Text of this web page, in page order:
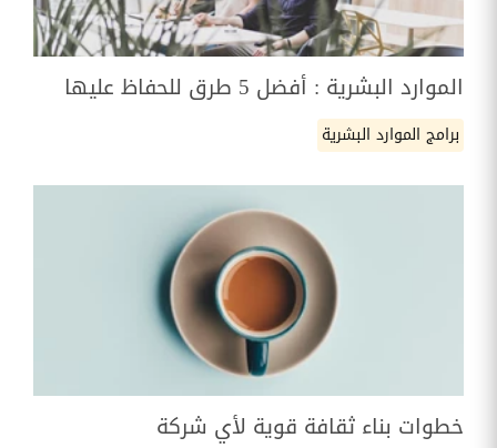
الموارد البشرية : أفضل 5 طرق للحفاظ عليها
برامج الموارد البشرية
خطوات بناء ثقافة قوية لأي شركة